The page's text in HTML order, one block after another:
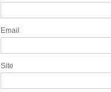
Email
Site